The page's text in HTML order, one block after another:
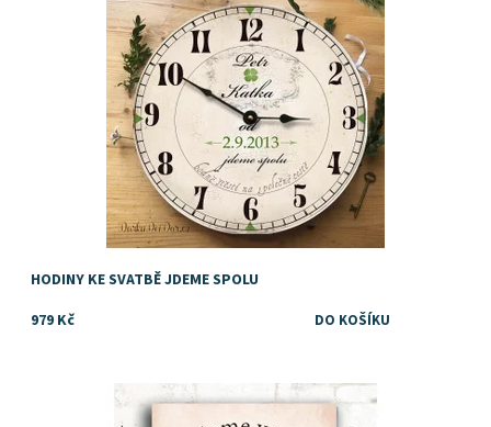
Dostupnost:
Skladem
HODINY KE SVATBĚ JDEME SPOLU
979 Kč
Tip jak vtipně darovat peníze ke svatbě
Skladem